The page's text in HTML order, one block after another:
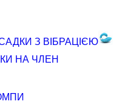
З ВІБРАЦІЄЮ
НА ЧЛЕН